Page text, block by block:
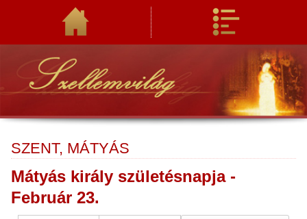
SZENT, MÁTYÁS
Mátyás király születésnapja -
Február 23.